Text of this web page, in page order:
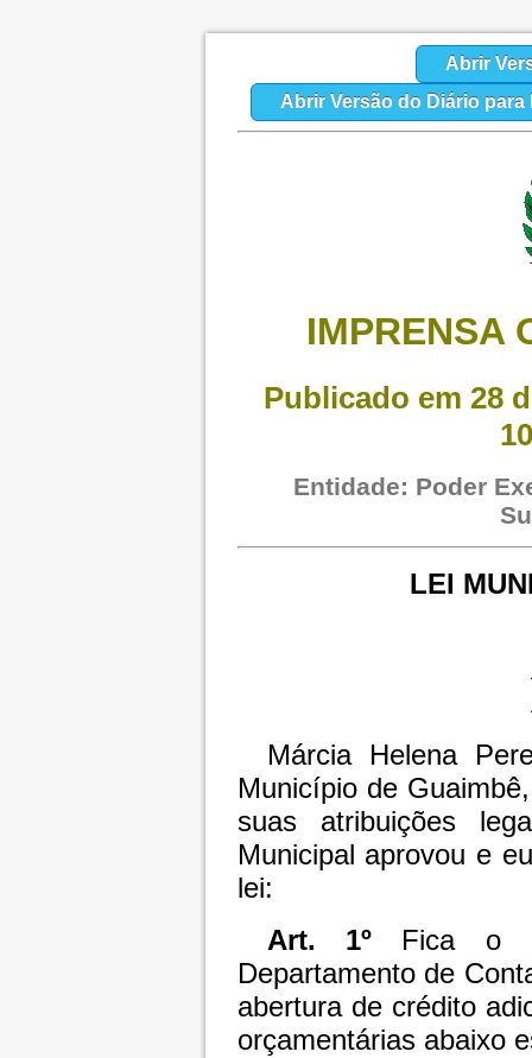
Abrir
Abrir Versão do Diário para
IMPRENSA
Publicado em 28
Entidade: Poder
LEI
Márcia Helena
Município de
suas atribuições
Municipal aprovou e
lei:
Art. 1º Fica o
Departamento de
abertura de crédito
orçamentárias abaixo